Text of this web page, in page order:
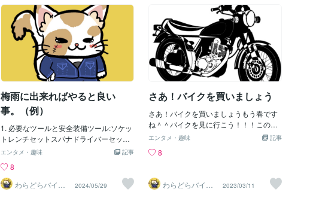
安全基準などを含む幅広い領域にわたり
ます。例えば、JIS規格には、電気製品、
自動車部品、鋼材、建築材料、化学物
質、食品など、さまざまな製品や材料に
関連する規格が含まれています。 JIS規
格は、日本国内のみでなく、国際的な取
引や製品の品質管理においても広く利用
されています。また、JISマークとして知
られる規格の表示マークが、JIS規格に準
拠した製品に使用されています。JIS規格
の工具で無いのはどう？JIS（日本工業規
格）の規格に準拠しない工具が市場で販
売されることもあります。これは以下の
理由による可能性があります。非JIS規格
の採用: 一部の製造業者は、JIS規格に準
拠せず、代わりに他の国際的な規格や標
準を採用する場合があります。例えば、I
SO（International Organization for Stand
ーツの摩耗や劣化が加速し、大きな修理
費用がかかることがあります。そのた
め、定期的なメンテナンスが必要です。
私たちのサービス：私たちは、オートバ
イの整備や修理、カスタマイズを行って
います。また、お客様のご要望に合わせ
てオートバイのパーツやアクセサリーの
取り付けも行っています。私たちは、お
客様の安全と快適なライディングをサポ
ートし、常に高品質なサービスを提供し
ています。契約のご検討をお願いしま
す：私たちは、オートバイの整備に関す
る知識と技術を持っています。お客様の
グをサポートするために、是非とも私た
ご検討をお願いいたします。
梅雨に出来ればやると良い
事。（例）
1. 必要なツールと安全装備ツール:ソケッ
トレンチセットスパナドライバーセット
トルクレンチプライヤーチェーンブラシ
装備:手袋安全メガネ作業服2. 基本的な整
備手順A. オイル交換準備:エンジンが暖か
いうちに作業を開始すると、オイルが流
記事
エンタメ・趣味
8
わらどらバイク
屋
2024/05/29
さあ！バイクを買いましょう
さあ！バイクを買いましょうもう春です
ね＾＾バイクを見に行こう！！！この時
期はオートバイ屋さん大忙しです私の得
ルから資料が整いました私もSR400で良
人の利用にフレームをカットしてあるの
は避けたい！なぜが？それは二人乗り出
記事
エンタメ・趣味
8
わらどらバイク
屋
2023/03/11